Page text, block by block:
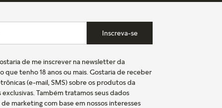
Inscreva-se
de me inscrever na newsletter da
que tenho 18 anos ou mais. Gostaria de receber
(e-mail, SMS) sobre os produtos da
Também tratamos seus dados
marketing com base em nossos interesses